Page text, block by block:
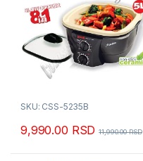
SKU: CSS-5235B
9,990.00 RSD 11,990.00RSD